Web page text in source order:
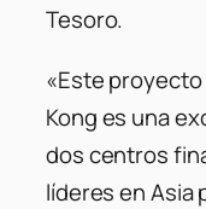
Tesoro.
«Este
Kong es una
dos centros
líderes en Asia